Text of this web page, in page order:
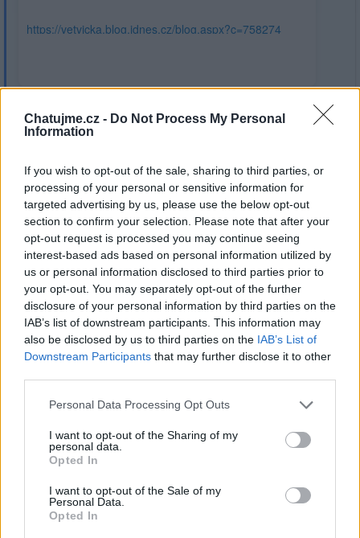
Chatujme.cz - Do Not Process My Personal
Information
If you wish to opt-out of the sale, sharing to third parties, or
processing of your personal or sensitive information for
targeted advertising by us, please use the below opt-out
section to confirm your selection. Please note that after your
opt-out request is processed you may continue seeing
interest-based ads based on personal information utilized by
us or personal information disclosed to third parties prior to
your opt-out. You may separately opt-out of the further
disclosure of your personal information by third parties on the
IAB’s list of downstream participants. This information may
also be disclosed by us to third parties on the IAB’s List of
Downstream Participants that may further disclose it to other
Personal Data Processing Opt Outs
I want to opt-out of the Sharing of my
personal data.
Opted In
I want to opt-out of the Sale of my
Personal Data.
Opted In
https://vetvicka.blog.idnes.cz/blog.aspx?c=758274
Jsou tam i další články, udělal si tam takový oddechový
nádherná země.
Přihlásit se a odpovědět
Reklama
krudox |Předmět:RE: RE: RE: RE: RE:
RE: RE: RE: v 68
05.12.20 13:46:53
Reakce na příspěvek#4611
doporučuji Bělorusko, tam to vede ten hodný strejda, co
se s níkým nesere...
Přihlásit se a odpovědět #4611